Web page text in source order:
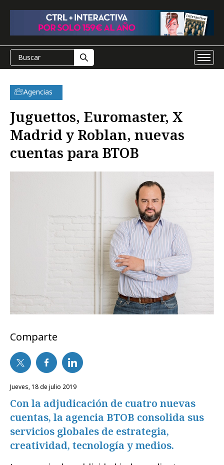
Agencias
Juguettos, Euromaster, X
Madrid y Roblan, nuevas
cuentas para BTOB
Comparte
jueves, 18 de julio 2019
Con la adjudicación de cuatro nuevas
cuentas, la agencia BTOB consolida sus
servicios globales de estrategia,
creatividad, tecnología y medios.